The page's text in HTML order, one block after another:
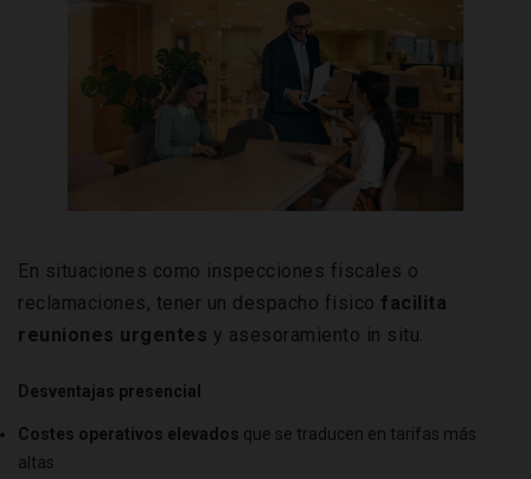
En situaciones como inspecciones fiscales o
reclamaciones, tener un despacho físico facilita
reuniones urgentes y asesoramiento in situ.
Desventajas presencial
Costes operativos elevados que se traducen en tarifas más
altas